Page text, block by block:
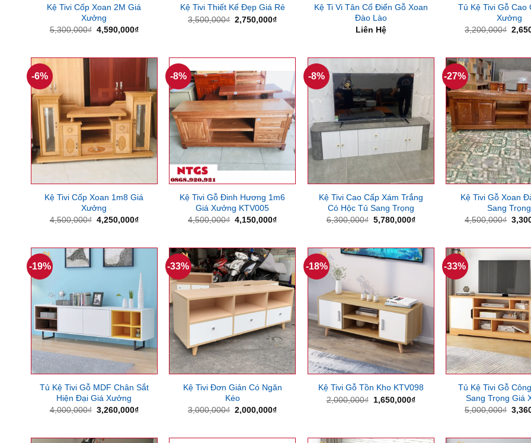
Kệ Tivi Cốp Xoan 2M Giá
Xưởng
5,300,000₫ Giá
4,590,000₫Giá
4,590,000₫.
Kệ Tivi Thiết Kế Đẹp Giá Rẻ
3,500,000₫ Giá
gốc
2,750,000₫Giá
Kệ Ti Vi Tân Cổ Điển Gỗ Xoan
Đào Lào
Liên Hệ
Tủ Kệ Tivi Gỗ Cao
Xưởng
3,200,000₫ Giá
-6%
Kệ Tivi Cốp Xoan 1m8 Giá
Xưởng
4,500,000₫ Giá
4,250,000₫Giá
4,250,000₫.
-8%
Kệ Tivi Gỗ Đinh Hương 1m6
Giá Xưởng KTV005
4,500,000₫ Giá
4,150,000₫Giá
4,150,000₫.
-8%
Kệ Tivi Cao Cấp Xám Trắng
Có Hộc Tủ Sang Trọng
6,300,000₫ Giá
5,780,000₫Giá
5,780,000₫.
-27%
Kệ Tivi Gỗ Xoan
Sang Trọng
4,500,000₫ Giá
-19%
Tủ Kệ Tivi Gỗ MDF Chân Sắt
Hiện Đại Giá Xưởng
4,000,000₫ Giá
3,260,000₫Giá
-33%
Kệ Tivi Đơn Giản Có Ngăn
Kéo
3,000,000₫ Giá
2,000,000₫Giá
-18%
Kệ Tivi Gỗ Tồn Kho KTV098
2,000,000₫ Giá
1,650,000₫Giá
-33%
Tủ Kệ Tivi Gỗ
Sang Trọng Giá
5,000,000₫ Giá